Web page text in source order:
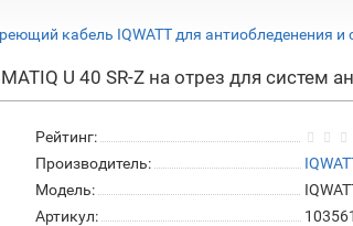
кабель IQWATT для антиобледенения и
U 40 SR-Z на отрез для систем
Рейтинг:
Производитель:
Модель:
Артикул:
103561